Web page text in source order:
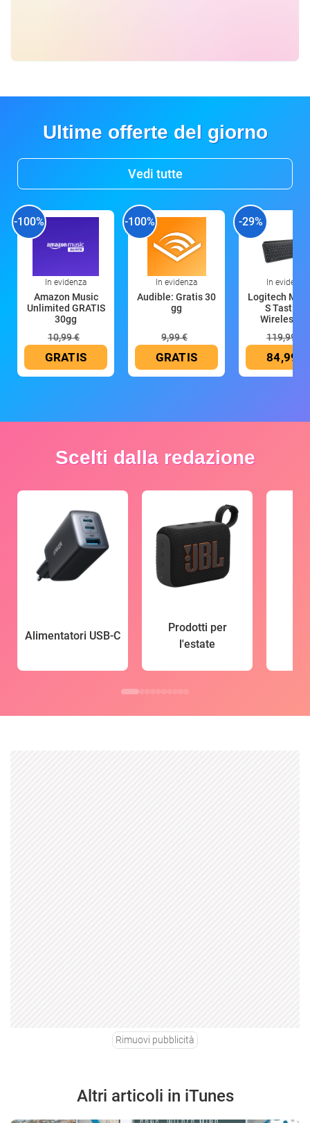
Ultime offerte del giorno
Vedi tutte
-100%
In evidenza
Amazon Music
Unlimited GRATIS
30gg
10,99 €
GRATIS
-100%
In evidenza
Audible: Gratis 30
gg
9,99 €
GRATIS
-29%
In evidenza
Logitech MX
S Tastiera
Wireless
119,99 €
84,99 €
Scelti dalla redazione
Alimentatori USB-C
Prodotti per
l'estate
Rimuovi pubblicità
Altri articoli in iTunes